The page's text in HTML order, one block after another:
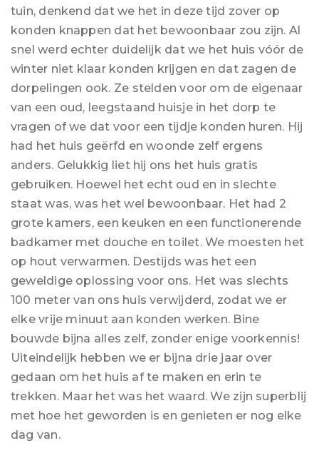
tuin, denkend dat we het in deze tijd zover op
konden knappen dat het bewoonbaar zou zijn. Al
snel werd echter duidelijk dat we het huis vóór de
winter niet klaar konden krijgen en dat zagen de
dorpelingen ook. Ze stelden voor om de eigenaar
van een oud, leegstaand huisje in het dorp te
vragen of we dat voor een tijdje konden huren. Hij
had het huis geërfd en woonde zelf ergens
anders. Gelukkig liet hij ons het huis gratis
gebruiken. Hoewel het echt oud en in slechte
staat was, was het wel bewoonbaar. Het had 2
grote kamers, een keuken en een functionerende
badkamer met douche en toilet. We moesten het
op hout verwarmen. Destijds was het een
geweldige oplossing voor ons. Het was slechts
100 meter van ons huis verwijderd, zodat we er
elke vrije minuut aan konden werken. Bine
bouwde bijna alles zelf, zonder enige voorkennis!
Uiteindelijk hebben we er bijna drie jaar over
gedaan om het huis af te maken en erin te
trekken. Maar het was het waard. We zijn superblij
met hoe het geworden is en genieten er nog elke
dag van.